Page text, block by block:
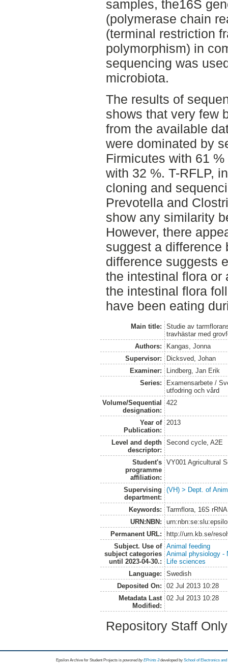
samples, the16S
(polymerase chain
(terminal restriction
polymorphism) in
sequencing was
microbiota.
The results of
shows that very few
from the available
were dominated by
Firmicutes with 61
with 32 %. T-RFLP,
cloning and
Prevotella and
show any similarity
However, there
suggest a difference
difference suggests
the intestinal flora or
the intestinal flora
have been eating
Main title:
Studie av
travhästar med
Authors:
Kangas, Jonna
Supervisor:
Dicksved, Johan
Examiner:
Lindberg, Jan Erik
Series:
Examensarbete /
utfodring och vård
Volume/Sequential
designation:
422
Year of
Publication:
2013
Level and depth
descriptor:
Second cycle, A2E
Student's
programme
affiliation:
VY001 Agricultural
Supervising
department:
(VH) > Dept. of
Keywords:
Tarmflora, 16S
URN:NBN:
Permanent URL:
http://urn.kb.se/
Subject. Use of
subject categories
until 2023-04-30.:
Animal feeding
Animal physiology -
Life sciences
Language:
Swedish
Deposited On:
02 Jul 2013 10:28
Metadata Last
Modified:
02 Jul 2013 10:28
Repository Staff
Epsilon Archive for Student Projects is powored byEPrints 3 developed by School of Electronics